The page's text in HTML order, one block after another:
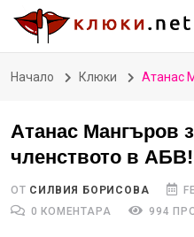
Начало Клюки Атанас
Атанас Мангъров
членството в АБВ!
ОТ СИЛВИЯ БОРИСОВА
0 КОМЕНТАРА
994